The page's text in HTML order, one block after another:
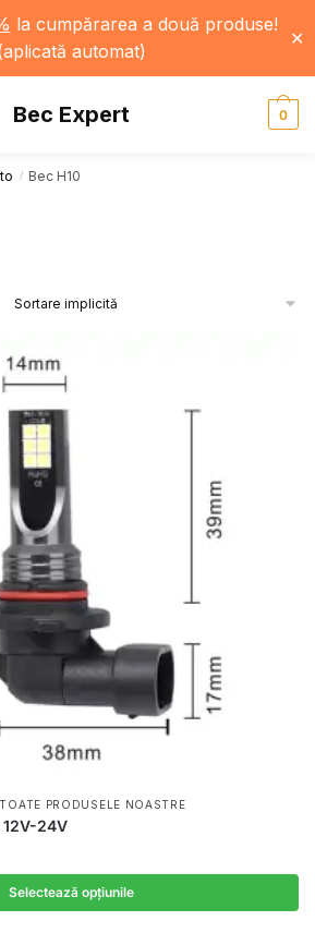
la cumpărarea a două produse!
automat)
✕
Bec Expert 0
/ Bec H10
TOATE PRODUSELE NOASTRE
12V-24V
lei.
Selectează opțiunile